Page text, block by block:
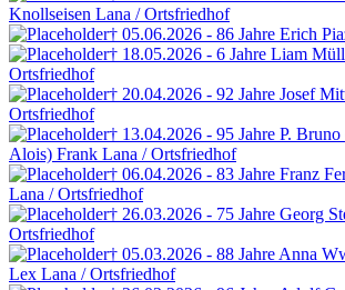
Knollseisen Lana / Ortsfriedhof
† 05.06.2026 - 86 Jahre Erich
† 18.05.2026 - 6 Jahre Liam
Ortsfriedhof
† 20.04.2026 - 92 Jahre Josef
Ortsfriedhof
† 13.04.2026 - 95 Jahre P.
Alois) Frank Lana / Ortsfriedhof
† 06.04.2026 - 83 Jahre Franz
Lana / Ortsfriedhof
† 26.03.2026 - 75 Jahre Georg
Ortsfriedhof
† 05.03.2026 - 88 Jahre Anna
Lex Lana / Ortsfriedhof